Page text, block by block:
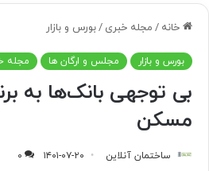
خانه / مجله خبری /بورس و بازار
بورس و بازار مجلس و ارگان ها مجله
بی توجهی بانک‌ها به
مسکن
ساختمان آنلاین ۱۴۰۱-۰۷-۲۰
۰